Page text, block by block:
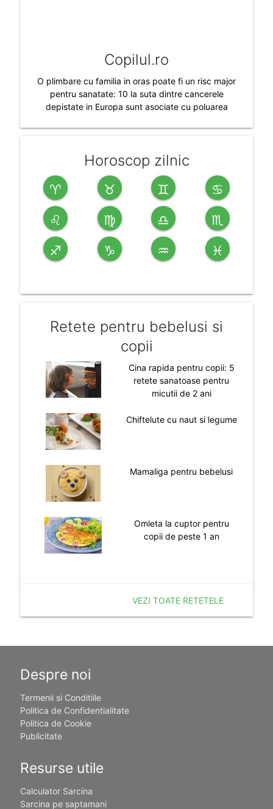
Copilul.ro
O plimbare cu familia in oras poate fi un risc major
pentru sanatate: 10 la suta dintre cancerele
depistate in Europa sunt asociate cu poluarea
Horoscop zilnic
♈ ♉ ♊ ♋
♌ ♍ ♎ ♏
♐ ♑ ♒ ♓
Retete pentru bebelusi si
copii
Cina rapida pentru copii: 5
retete sanatoase pentru
micutii de 2 ani
Chiftelute cu naut si legume
Mamaliga pentru bebelusi
Omleta la cuptor pentru
copii de peste 1 an
VEZI TOATE RETETELE
Despre noi
Termenii si Conditiile
Politica de Confidentialitate
Politica de Cookie
Publicitate
Resurse utile
Calculator Sarcina
Sarcina pe saptamani